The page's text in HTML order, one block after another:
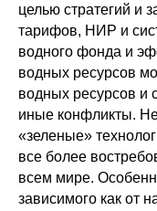
целью стратегий и
тарифов, НИР и
водного фонда и
водных ресурсов
водных ресурсов и
иные конфликты.
«зеленые»
все более
всем мире.
зависимого как от